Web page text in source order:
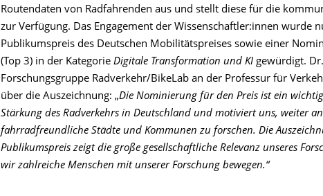
Routendaten von Radfahrenden aus und stellt diese für die
zur Verfügung. Das Engagement der Wissenschaftler:innen wurde
Publikumspreis des Deutschen Mobilitätspreises sowie einer
(Top 3) in der Kategorie Digitale Transformation und KI gewürdigt.
Forschungsgruppe Radverkehr/BikeLab an der Professur für
über die Auszeichnung: „Die Nominierung für den Preis ist ein
Stärkung des Radverkehrs in Deutschland und motiviert uns, weiter
fahrradfreundliche Städte und Kommunen zu forschen. Die
Publikumspreis zeigt die große gesellschaftliche Relevanz unseres
wir zahlreiche Menschen mit unserer Forschung bewegen.“